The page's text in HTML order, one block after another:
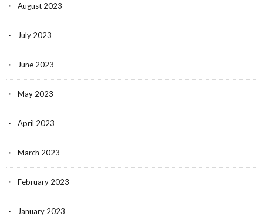
August 2023
July 2023
June 2023
May 2023
April 2023
March 2023
February 2023
January 2023